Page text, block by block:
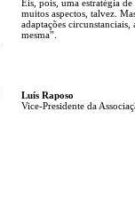
Eis, pois, uma estratégia
muitos aspectos, talvez.
adaptações
mesma”.
Luís Raposo
Vice-Presidente da